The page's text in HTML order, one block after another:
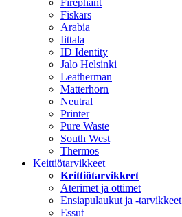
Firephant
Fiskars
Arabia
Iittala
ID Identity
Jalo Helsinki
Leatherman
Matterhorn
Neutral
Printer
Pure Waste
South West
Thermos
Keittiötarvikkeet
Keittiötarvikkeet
Aterimet ja ottimet
Ensiapulaukut ja -tarvikkeet
Essut